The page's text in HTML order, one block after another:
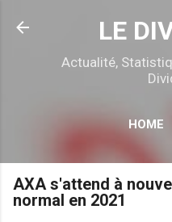
Accéder au
LE
Actualité,
HOME
AXA s'attend à
normal en 2021